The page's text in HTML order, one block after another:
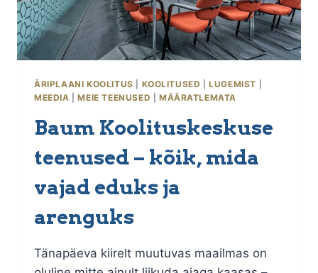
ÄRIPLAANI KOOLITUS KOOLITUSED |LUGEMIST
MEEDIA |MEIE TEENUSED MÄÄRATLEMATA
Baum Koolituskeskuse
teenused – kõik, mida
vajad eduks ja
arenguks
Tänapäeva kiirelt muutuvas maailmas on